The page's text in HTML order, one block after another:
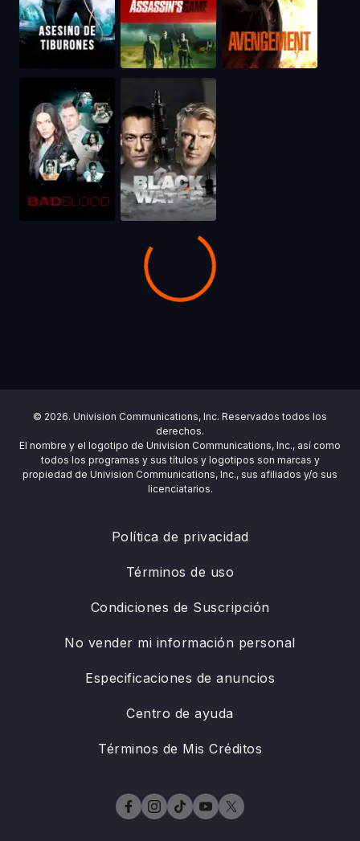
© 2026. Univision Communications, Inc. Reservados todos los
derechos.
El nombre y el logotipo de Univision Communications, Inc., así como
todos los programas y sus títulos y logotipos son marcas y
propiedad de Univision Communications, Inc., sus afiliados y/o sus
licenciatarios.
Política de privacidad
Términos de uso
Condiciones de Suscripción
No vender mi información personal
Especificaciones de anuncios
Centro de ayuda
Términos de Mis Créditos